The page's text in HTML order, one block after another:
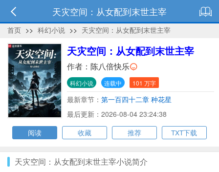
天灾空间：从女配到末世主宰
首页 >> 科幻小说 >> 天灾空间：从女配到末世主宰
天灾空间：从女配到末世主宰
作者： 陈八倍快乐
科幻小说 连载中 101 万字
最新章节： 第一百四十二章 种花星
最后更新：2026-08-04 23:24:38
阅读
收藏 推荐 TXT下载
天灾空间：从女配到末世主宰小说简介